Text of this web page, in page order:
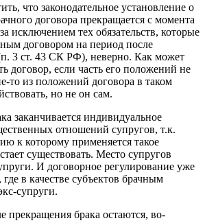
что законодательное установление о
договора прекращается с момента
исключением тех обязательств, которые
договором на период после
3 ст. 43 СК РФ), неверно. Как может
договор, если часть его положений не
то из положений договора в таком
но не он сам.
заканчивается индивидуальное
отношений супругов, т.к.
к которому применяется такое
существовать. Место супругов
И договорное регулирование уже
в качестве субъектов брачным
супруги.
прекращения брака остаются, во-